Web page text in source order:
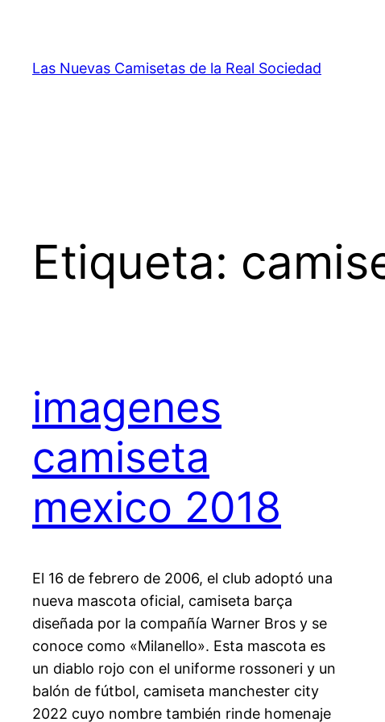
contenido
Las Nuevas Camisetas de la Real Sociedad
Etiqueta:
imagenes
camiseta
mexico 2018
El 16 de febrero de 2006, el club adoptó una
nueva mascota oficial, camiseta barça
diseñada por la compañía Warner Bros y se
conoce como «Milanello». Esta mascota es
un diablo rojo con el uniforme rossoneri y un
balón de fútbol, camiseta manchester city
2022 cuyo nombre también rinde homenaje